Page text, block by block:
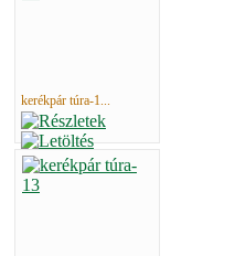
kerékpár túra-1...